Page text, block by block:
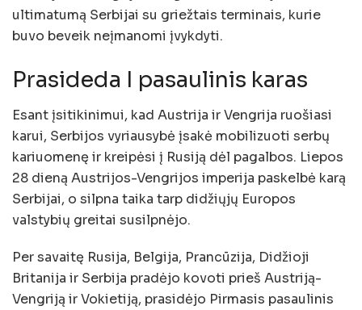
ultimatumą Serbijai su griežtais terminais, kurie
buvo beveik neįmanomi įvykdyti.
Prasideda I pasaulinis karas
Esant įsitikinimui, kad Austrija ir Vengrija ruošiasi
karui, Serbijos vyriausybė įsakė mobilizuoti serbų
kariuomenę ir kreipėsi į Rusiją dėl pagalbos. Liepos
28 dieną Austrijos-Vengrijos imperija paskelbė karą
Serbijai, o silpna taika tarp didžiųjų Europos
valstybių greitai susilpnėjo.
Per savaitę Rusija, Belgija, Prancūzija, Didžioji
Britanija ir Serbija pradėjo kovoti prieš Austriją-
Vengriją ir Vokietiją, prasidėjo Pirmasis pasaulinis